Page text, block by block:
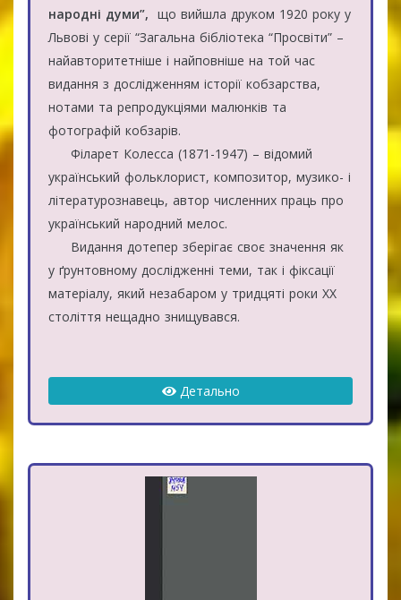
народні думи”, що вийшла друком 1920 року у
Львові у серії “Загальна бібліотека “Просвіти” –
найавторитетніше і найповніше на той час
видання з дослідженням історії кобзарства,
нотами та репродукціями малюнків та
фотографій кобзарів.
Філарет Колесса (1871-1947) – відомий
український фольклорист, композитор, музико- і
літературознавець, автор численних праць про
український народний мелос.
Видання дотепер зберігає своє значення як
у ґрунтовному дослідженні теми, так і фіксації
матеріалу, який незабаром у тридцяті роки ХХ
століття нещадно знищувався.
Детально